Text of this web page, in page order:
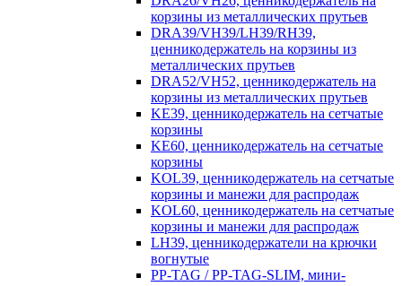
корзины из металлических прутьев
DRA39/VH39/LH39/RH39,
ценникодержатель на корзины из
металлических прутьев
DRA52/VH52, ценникодержатель на
корзины из металлических прутьев
KE39, ценникодержатель на сетчатые
корзины
KE60, ценникодержатель на сетчатые
корзины
KOL39, ценникодержатель на сетчатые
корзины и манежи для распродаж
KOL60, ценникодержатель на сетчатые
корзины и манежи для распродаж
LH39, ценникодержатели на крючки
вогнутые
PP-TAG / PP-TAG-SLIM, мини-